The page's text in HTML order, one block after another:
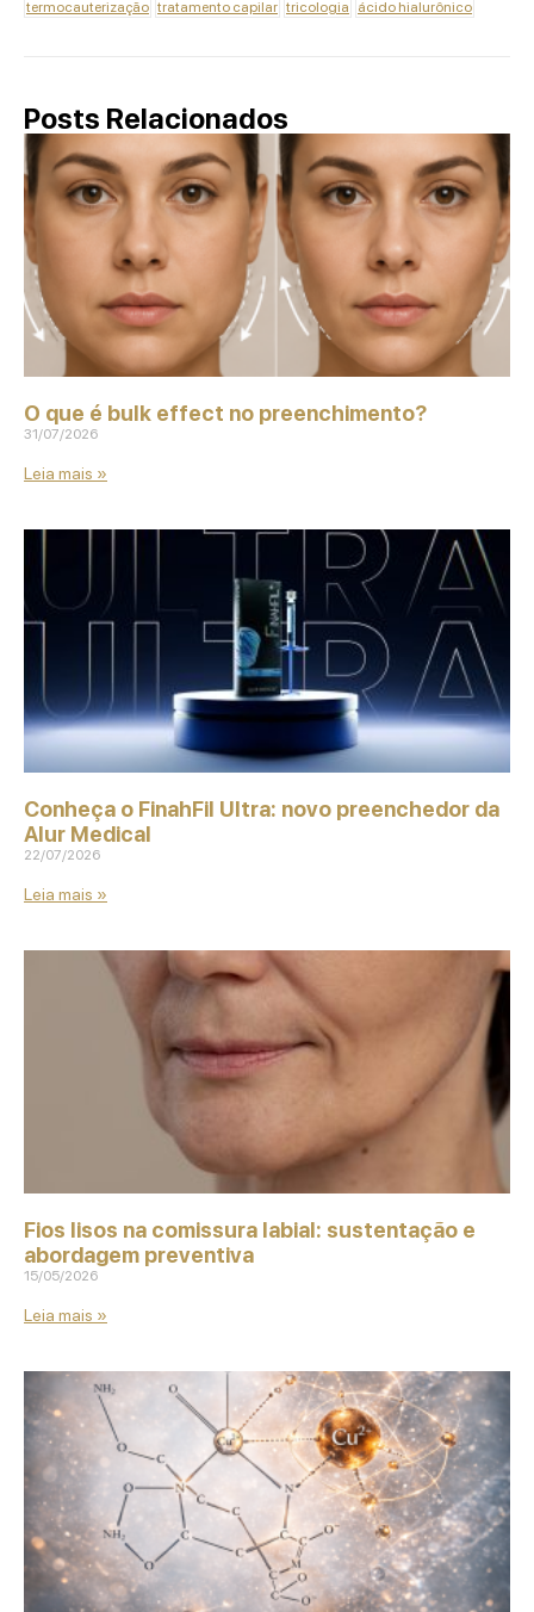
termocauterização tratamento capilar tricologia ácido hialurônico
Posts Relacionados
O que é bulk effect no preenchimento?
31/07/2026
Leia mais »
Conheça o FinahFil Ultra: novo preenchedor da
Alur Medical
22/07/2026
Leia mais »
Fios lisos na comissura labial: sustentação e
abordagem preventiva
15/05/2026
Leia mais »